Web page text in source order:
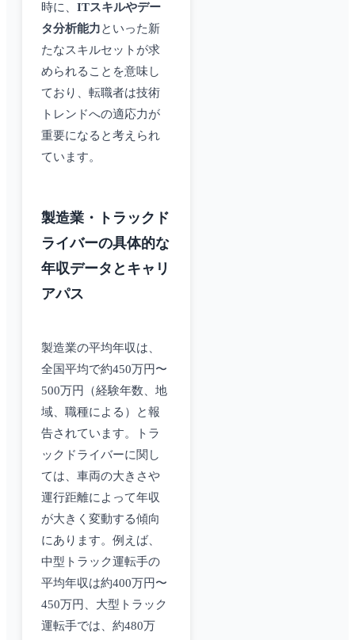
時に、 ITスキルやデー
タ分析能力といった新
たなスキルセットが求
められることを意味し
ており、転職者は技術
トレンドへの適応力が
重要になると考えられ
ています。
製造業・トラックド
ライバーの具体的な
年収データとキャリ
アパス
製造業の平均年収は、
全国平均で約450万円〜
500万円（経験年数、地
域、職種による）と報
告されています。トラ
ックドライバーに関し
ては、車両の大きさや
運行距離によって年収
が大きく変動する傾向
にあります。例えば、
中型トラック運転手の
平均年収は約400万円〜
450万円、大型トラック
運転手では、約480万